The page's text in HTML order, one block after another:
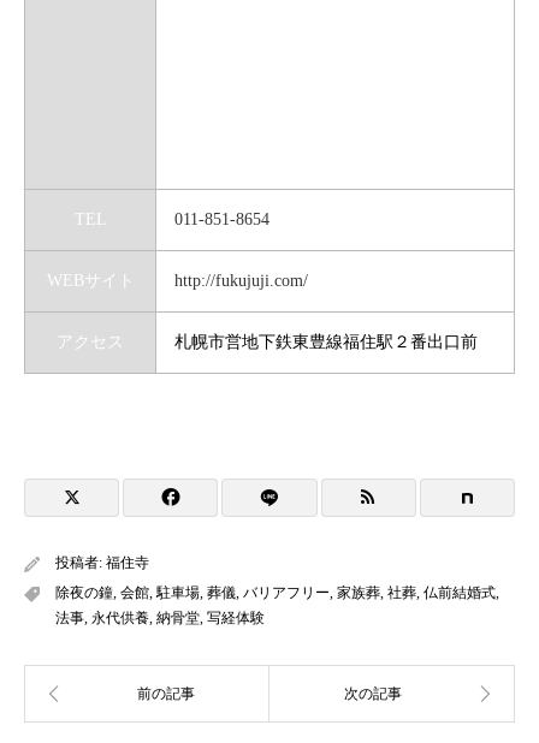
TEL 011-851-8654
WEBサイト http://fukujuji.com/
アクセス 札幌市営地下鉄東豊線福住駅２番出口前
投稿者: 福住寺
除夜の鐘, 会館,駐車場, 葬儀, バリアフリー, 家族葬, 社葬, 仏前結婚式,
法事, 永代供養, 納骨堂, 写経体験